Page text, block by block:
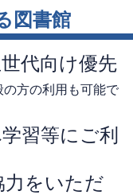
図書館
代向け優先
の方の利用も可能で
習等にご利
をいただ